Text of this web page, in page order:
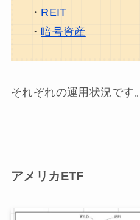
・ REIT
・ 暗号資産
それぞれの運用状況です。
アメリカETF